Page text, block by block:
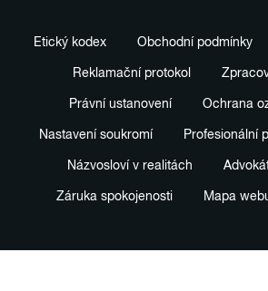
Etický kodex Obchodní podmínky
Reklamační protokol
Právní ustanovení Ochrana
Nastavení soukromí Profesionální
Názvosloví v realitách
Záruka spokojenosti Mapa